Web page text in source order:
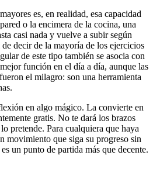
es, en realidad, esa capacidad
o la encimera de la cocina, una
casi nada y vuelve a subir según
decir de la mayoría de los ejercicios
de este tipo también se asocia con
función en el día a día, aunque las
el milagro: son una herramienta
en algo mágico. La convierte en
gratis. No te dará los brazos
pretende. Para cualquiera que haya
movimiento que siga su progreso sin
un punto de partida más que decente.